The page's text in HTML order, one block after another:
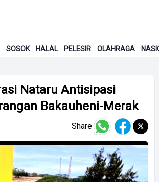
SOSOK HALAL PELESIR OLAHRAGA
Nataru Antisipasi
Bakauheni-Merak
Share